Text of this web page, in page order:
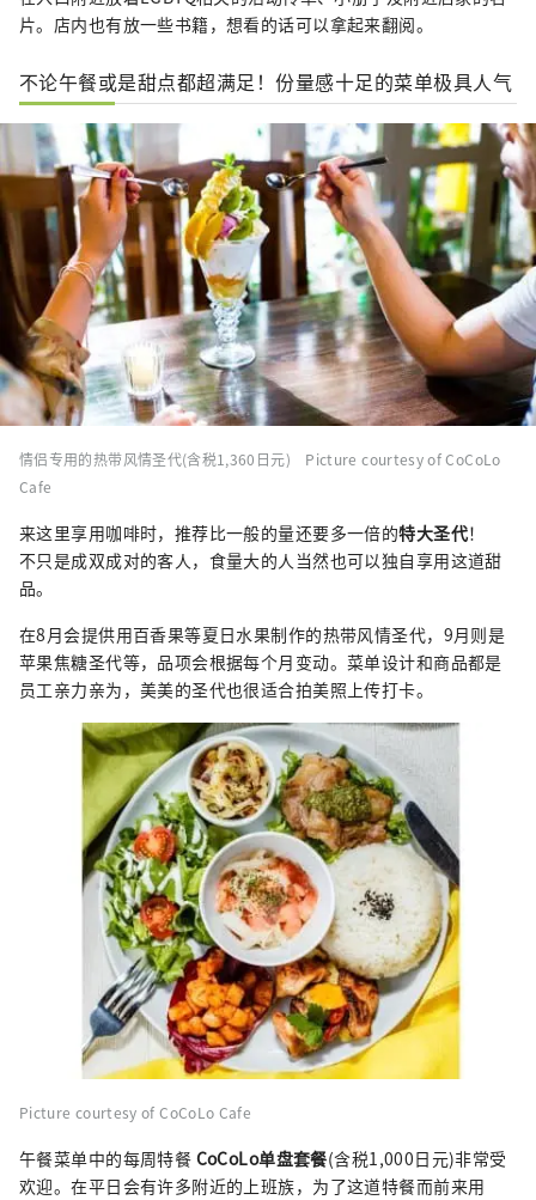
片。店内也有放一些书籍，想看的话可以拿起来翻阅。
不论午餐或是甜点都超满足！份量感十足的菜单极具人气
情侣专用的热带风情圣代(含税1,360日元) Picture courtesy of CoCoLo
Cafe
来这里享用咖啡时，推荐比一般的量还要多一倍的特大圣代！
不只是成双成对的客人，食量大的人当然也可以独自享用这道甜
品。
在8月会提供用百香果等夏日水果制作的热带风情圣代，9月则是
苹果焦糖圣代等，品项会根据每个月变动。菜单设计和商品都是
员工亲力亲为，美美的圣代也很适合拍美照上传打卡。
Picture courtesy of CoCoLo Cafe
午餐菜单中的每周特餐 CoCoLo单盘套餐(含税1,000日元)非常受
欢迎。在平日会有许多附近的上班族，为了这道特餐而前来用